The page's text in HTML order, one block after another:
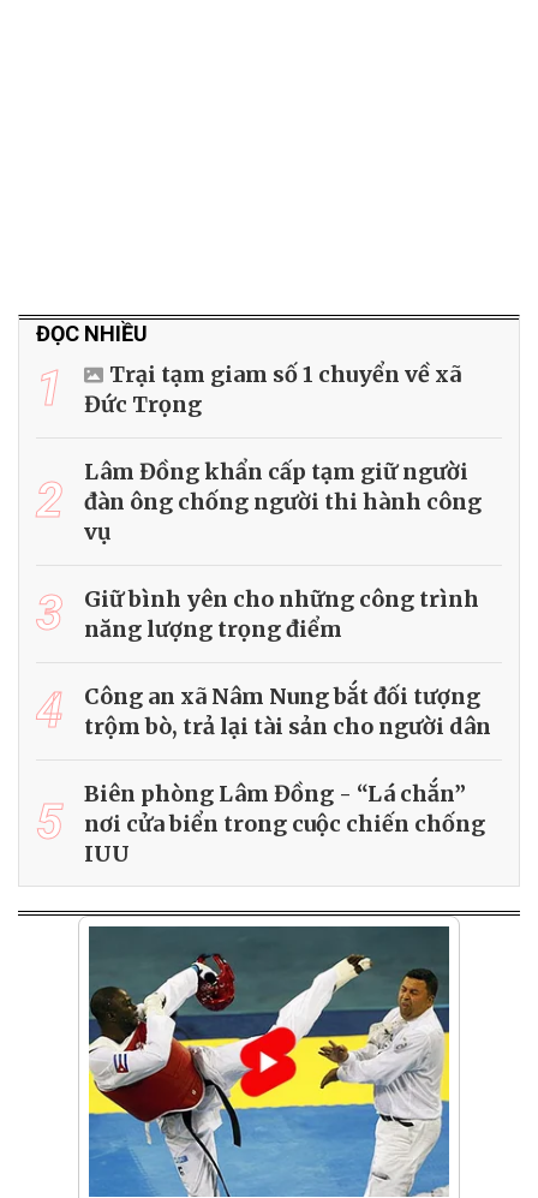
ĐỌC NHIỀU
1
Trại tạm giam số 1 chuyển về xã
Đức Trọng
2
Lâm Đồng khẩn cấp tạm giữ người
đàn ông chống người thi hành công
vụ
3
Giữ bình yên cho những công trình
năng lượng trọng điểm
4
Công an xã Nâm Nung bắt đối tượng
trộm bò, trả lại tài sản cho người dân
5
Biên phòng Lâm Đồng - “Lá chắn”
nơi cửa biển trong cuộc chiến chống
IUU